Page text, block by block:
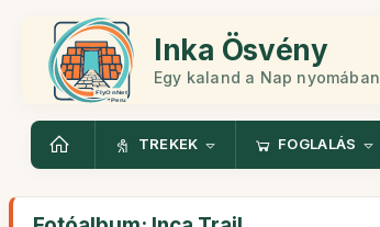
Inka Ösvény
Egy kaland a Nap nyomában
TREKEK FOGLALÁS